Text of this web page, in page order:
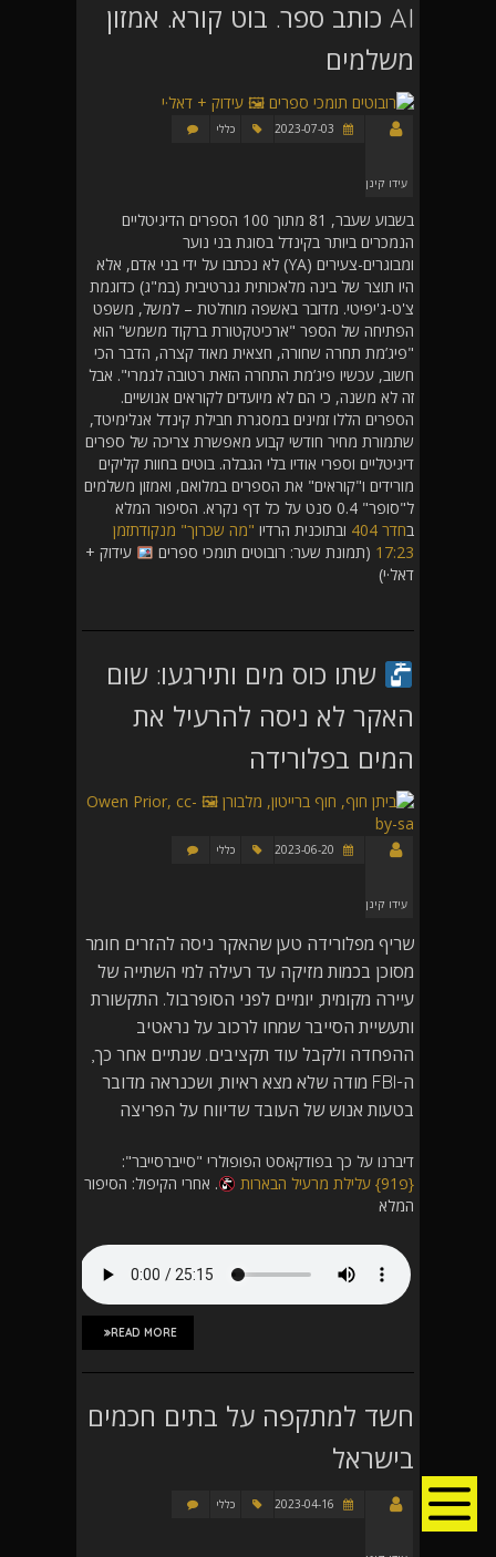
AI כותב ספר. בוט קורא. אמזון
משלמים
עידו קינן
כללי
בשבוע שעבר, 81 מתוך 100 הספרים הדיגיטליים
הנמכרים ביותר בקינדל בסוגת בני נוער
ומבוגרים-צעירים (YA) לא נכתבו על ידי בני אדם, אלא
היו תוצר של בינה מלאכותית גנרטיבית (במ"ג) כדוגמת
צ'ט-ג'יפיטי. מדובר באשפה מוחלטת – למשל, משפט
הפתיחה של הספר "ארכיטקטורת ברקוד משמש" הוא
"פיג’מת תחרה שחורה, חצאית מאוד קצרה, הדבר הכי
חשוב, עכשיו פיג’מת התחרה הזאת רטובה לגמרי". אבל
זה לא משנה, כי הם לא מיועדים לקוראים אנושיים.
הספרים הללו זמינים במסגרת חבילת קינדל אנלימיטד,
שתמורת מחיר חודשי קבוע מאפשרת צריכה של ספרים
דיגיטליים וספרי אודיו בלי הגבלה. בוטים בחוות קליקים
מורידים ו"קוראים" את הספרים במלואם, ואמזון משלמים
ל"סופר" 0.4 סנט על כל דף נקרא. הסיפור המלא
בחדר 404 ובתוכנית הרדיו "מה שכרוך" מנקודתזמן
17:23 (תמונת שער: רובוטים תומכי ספרים
עידוק +
דאל·י)
שתו כוס מים ותירגעו: שום
האקר לא ניסה להרעיל את
המים בפלורידה
עידו קינן
כללי
שריף מפלורידה טען שהאקר ניסה להזרים חומר
מסוכן בכמות מזיקה עד רעילה למי השתייה של
עיירה מקומית, יומיים לפני הסופרבול. התקשורת
ותעשיית הסייבר שמחו לרכוב על נראטיב
ההפחדה ולקבל עוד תקציבים. שנתיים אחר כך,
ה-FBI מודה שלא מצא ראיות, ושכנראה מדובר
בטעות אנוש של העובד שדיווח על הפריצה
דיברנו על כך בפודקאסט הפופולרי "סייברסייבר":
{פ91} עלילת מרעיל הבארות
. אחרי הקיפול: הסיפור
המלא
READ MORE
חשד למתקפה על בתים חכמים
בישראל
כללי